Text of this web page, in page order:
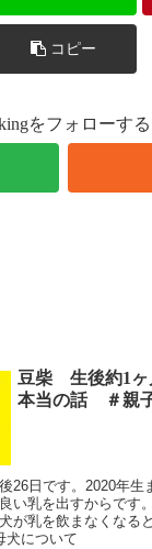
コピー
をフォローする
豆柴 生後約1
本当の話 ＃親
26日です。2020年生
い乳を出すからです
が乳を飲まなくなる
犬について